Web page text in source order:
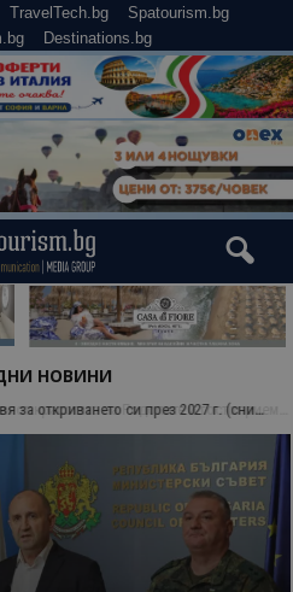
TravelTech.bg
Spatourism.bg
Destinations.bg
НОВИНИ
Българчета от Рим са възхитени от красотата на Родопите и гостоприемството на местните хора